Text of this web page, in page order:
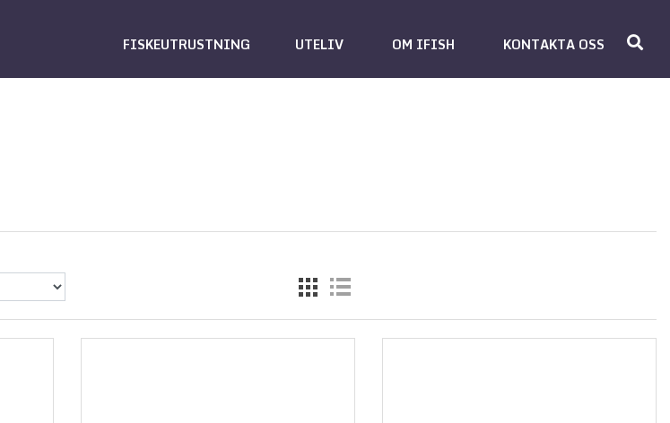
FISKEUTRUSTNING UTELIV OM IFISH KONTAKTA OSS